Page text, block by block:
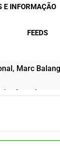
E INFORMAÇÃO
FEEDS
Marc
fase de
Alegre e
do Salto